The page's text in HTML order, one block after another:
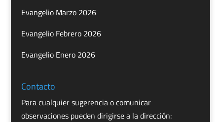
Evangelio Marzo 2026
Evangelio Febrero 2026
Evangelio Enero 2026
Contacto
Para cualquier sugerencia o comunicar
observaciones pueden dirigirse a la dirección: